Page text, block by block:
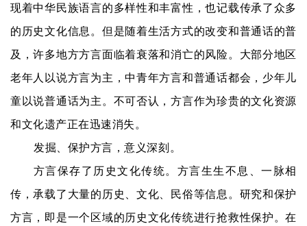
现着中华民族语言的多样性和丰富性，也记载传承了众多
的历史文化信息。但是随着生活方式的改变和普通话的普
及，许多地方方言面临着衰落和消亡的风险。大部分地区
老年人以说方言为主，中青年方言和普通话都会，少年儿
童以说普通话为主。不可否认，方言作为珍贵的文化资源
和文化遗产正在迅速消失。
发掘、保护方言，意义深刻。
方言保存了历史文化传统。方言生生不息、一脉相
传，承载了大量的历史、文化、民俗等信息。研究和保护
方言，即是一个区域的历史文化传统进行抢救性保护。在